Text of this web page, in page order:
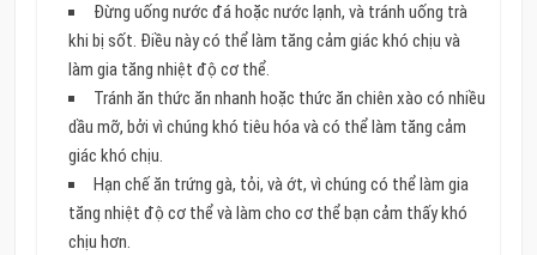
Đừng uống nước đá hoặc nước lạnh, và tránh uống trà
khi bị sốt. Điều này có thể làm tăng cảm giác khó chịu và
làm gia tăng nhiệt độ cơ thể.
Tránh ăn thức ăn nhanh hoặc thức ăn chiên xào có nhiều
dầu mỡ, bởi vì chúng khó tiêu hóa và có thể làm tăng cảm
giác khó chịu.
Hạn chế ăn trứng gà, tỏi, và ớt, vì chúng có thể làm gia
tăng nhiệt độ cơ thể và làm cho cơ thể bạn cảm thấy khó
chịu hơn.